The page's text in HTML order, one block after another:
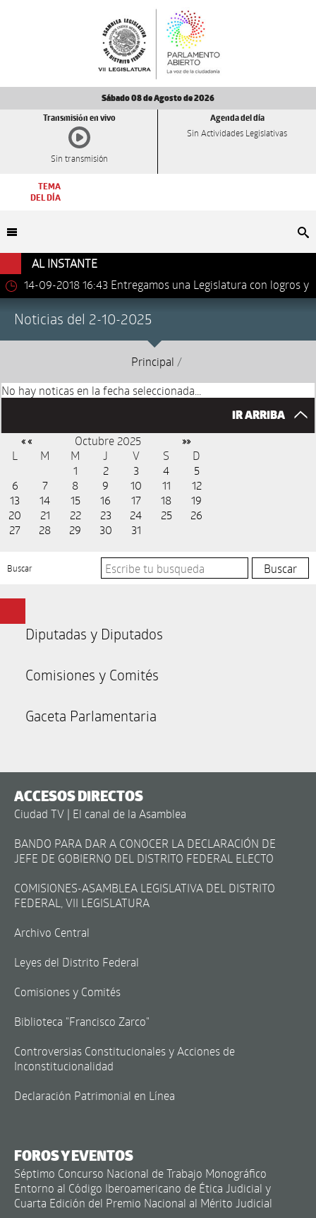
Sábado 08 de Agosto de 2026
Transmisión en vivo
Sin transmisión
Agenda del día
Sin Actividades Legislativas
TEMA
DEL DÍA
AL INSTANTE
14-09-2018 16:43 Entregamos una Legislatura con logros y
Noticias del 2-10-2025
Principal /
No hay noticas en la fecha seleccionada...
IR ARRIBA
« « Octubre 2025 »»
L M M J V S
D
1
2 3 4
5
6
7 8 9 10 11
12
13
14 15 16 17 18
19
20
21 22 23 24 25
26
27
28 29 30 31
Buscar
Diputadas y Diputados
Comisiones y Comités
Gaceta Parlamentaria
ACCESOS DIRECTOS
Ciudad TV | El canal de la Asamblea
BANDO PARA DAR A CONOCER LA DECLARACIÓN DE
JEFE DE GOBIERNO DEL DISTRITO FEDERAL ELECTO
COMISIONES-ASAMBLEA LEGISLATIVA DEL DISTRITO
FEDERAL, VII LEGISLATURA
Archivo Central
Leyes del Distrito Federal
Comisiones y Comités
Biblioteca "Francisco Zarco"
Controversias Constitucionales y Acciones de
Inconstitucionalidad
Declaración Patrimonial en Línea
FOROS Y EVENTOS
Séptimo Concurso Nacional de Trabajo Monográfico
Entorno al Código Iberoamericano de Ética Judicial y
Cuarta Edición del Premio Nacional al Mérito Judicial